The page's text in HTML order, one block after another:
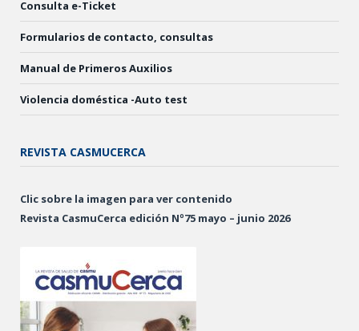
Consulta e-Ticket
Formularios de contacto, consultas
Manual de Primeros Auxilios
Violencia doméstica -Auto test
REVISTA CASMUCERCA
Clic sobre la imagen para ver contenido
Revista CasmuCerca edición Nº75 mayo – junio 2026